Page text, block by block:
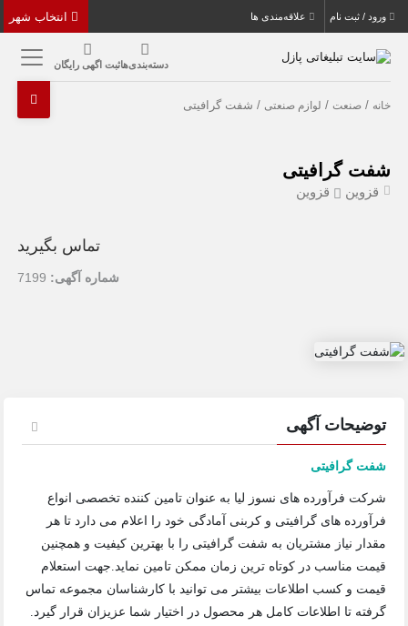
ورود / ثبت نام علاقه‌مندی ها
دسته‌بندی‌هاثبت اگهی رایگان
خانه /صنعت / لوازم صنعتی / شفت گرافیتی
شفت گرافیتی
قزوین قزوین
تماس بگیرید
شماره آگهی: 7199
توضیحات آگهی
شفت گرافیتی
شرکت فرآورده های نسوز لیا به عنوان تامین کننده تخصصی انواع
فرآورده های گرافیتی و کربنی آمادگی خود را اعلام می دارد تا هر
مقدار نیاز مشتریان به شفت گرافیتی را با بهترین کیفیت و همچنین
قیمت مناسب در کوتاه ترین زمان ممکن تامین نماید.جهت استعلام
قیمت و کسب اطلاعات بیشتر می توانید با کارشناسان مجموعه تماس
گرفته تا اطلاعات کامل هر محصول در اختیار شما عزیزان قرار گیرد.